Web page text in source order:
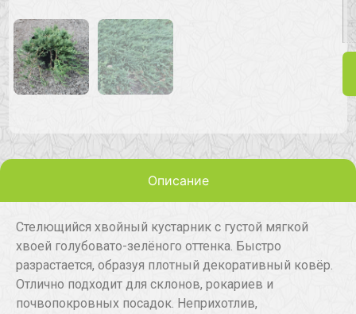
Описание
Стелющийся хвойный кустарник с густой мягкой
хвоей голубовато-зелёного оттенка. Быстро
разрастается, образуя плотный декоративный ковёр.
Отлично подходит для склонов, рокариев и
почвопокровных посадок. Неприхотлив,